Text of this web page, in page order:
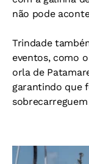
não pode
Trindade
eventos, como
orla de
garantindo que
sobrecarreguem